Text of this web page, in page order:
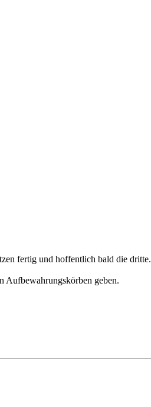
fertig und hoffentlich bald die dritte.
Aufbewahrungskörben geben.